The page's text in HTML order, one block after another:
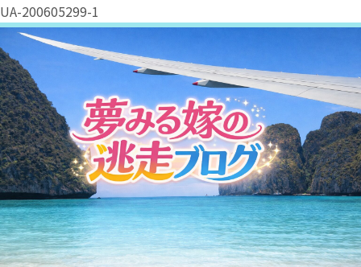
UA-200605299-1